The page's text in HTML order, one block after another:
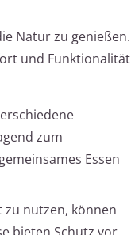
Natur zu genießen.
und Funktionalität
zum
Essen
zu nutzen, können